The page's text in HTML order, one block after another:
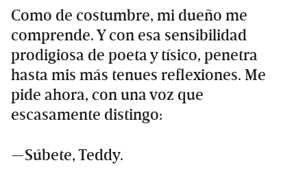
Como de costumbre, mi dueño me
comprende. Y con esa sensibilidad
prodigiosa de poeta y tísico, penetra
hasta mis más tenues reflexiones. Me
pide ahora, con una voz que
escasamente distingo:
—Súbete, Teddy.